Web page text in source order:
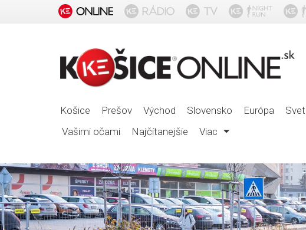
Košice Prešov Východ Slovensko Európa Svet
Vašimi očami
Najčítanejšie Viac